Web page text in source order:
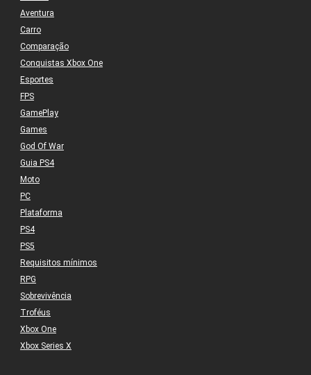
Aventura
Carro
Comparação
Conquistas Xbox One
Esportes
FPS
GamePlay
Games
God Of War
Guia PS4
Moto
PC
Plataforma
PS4
PS5
Requisitos mínimos
RPG
Sobrevivência
Troféus
Xbox One
Xbox Series X